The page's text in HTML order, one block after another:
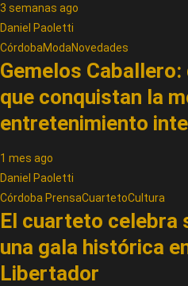
3 semanas ago
Daniel Paoletti
CórdobaModaNovedades
Gemelos
que conquistan la
entretenimiento
1 mes ago
Daniel Paoletti
Córdoba PrensaCuartetoCultura
El cuarteto celebra
una gala histórica
Libertador